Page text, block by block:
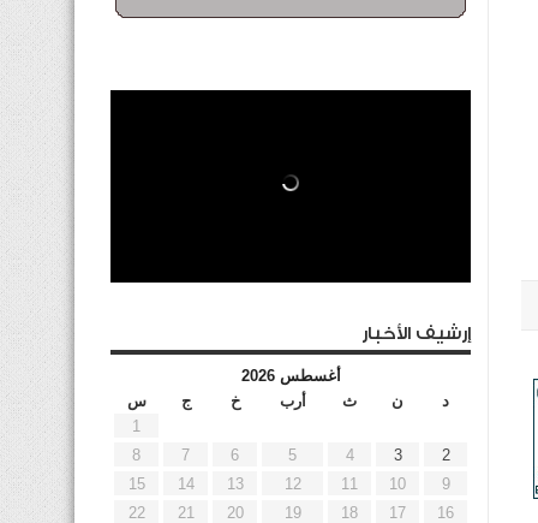
إرشيف الأخبار
أغسطس 2026
د
ن ث أرب خ ج
س
1
2
3
4
5
6
7
8
9
10
11
12
13
14
15
16
17
18
19
20
21
22